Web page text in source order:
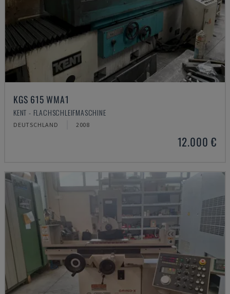
KGS 615 WMA1
KENT - FLACHSCHLEIFMASCHINE
DEUTSCHLAND 2008
12.000 €